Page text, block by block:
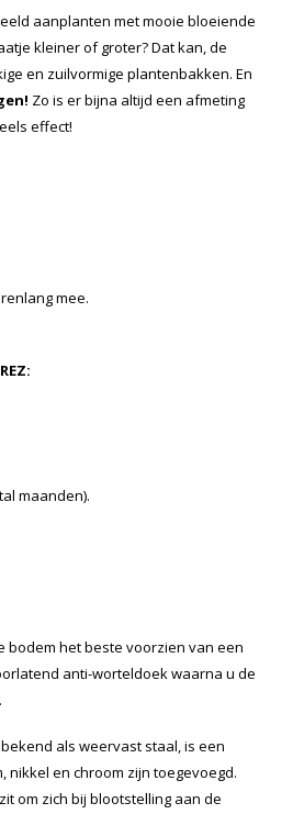
aanplanten met mooie bloeiende
kleiner of groter? Dat kan, de
en zuilvormige plantenbakken. En
Zo is er bijna altijd een afmeting
effect!
mee.
maanden).
bodem het beste voorzien van een
anti-worteldoek waarna u de
als weervast staal, is een
en chroom zijn toegevoegd.
om zich bij blootstelling aan de